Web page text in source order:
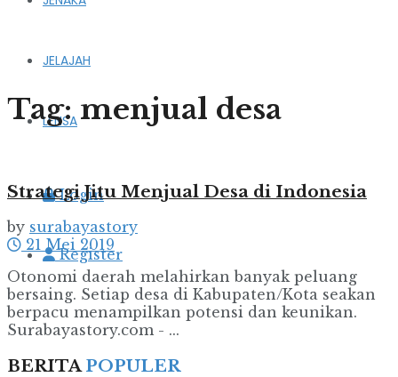
JELAJAH
LENSA
Login
Register
Tag:menjual desa
Strategi Jitu Menjual Desa di Indonesia
by surabayastory
21 Mei 2019
Otonomi daerah melahirkan banyak peluang
bersaing. Setiap desa di Kabupaten/Kota seakan
berpacu menampilkan potensi dan keunikan.
Surabayastory.com - ...
BERITAPOPULER